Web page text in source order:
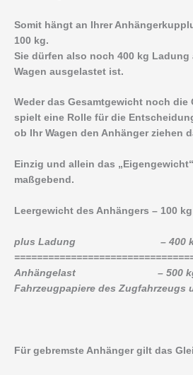
Somit hängt an Ihrer
100 kg.
Sie dürfen also noch 400 kg Ladung
Wagen ausgelastet ist.
Weder das Gesamtgewicht noch die
spielt eine Rolle für die
ob Ihr Wagen den Anhänger ziehen
Einzig und allein das
maßgebend.
Leergewicht des Anhängers – 100 kg
plus Ladung – 400 kg
Anhängelast – 500 kg
Fahrzeugpapiere des Zugfahrzeugs
Für gebremste Anhänger gilt das